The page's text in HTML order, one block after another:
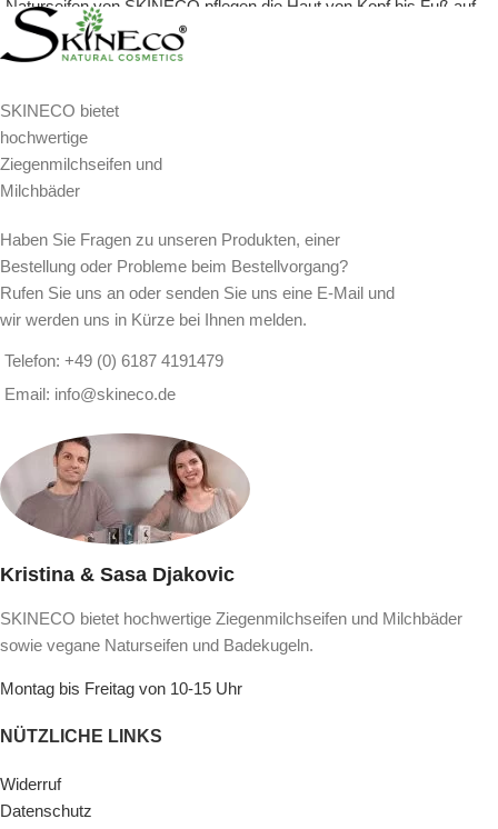
Naturseifen von SKINECO pflegen die Haut von Kopf bis Fuß auf
ganzheitliche Weise mit bewährten natürlichen Pflegesubstanzen.
Pflegeprodukte auch ideal als besondere Aufmerksamkeiten oder
als stilvolles Geschenk. In Kombination mit unseren
handgefertigten Accessoires wie unserer eleganten Seifenschale
extravagante Sets & Geschenke, mit denen Sie naturbewussten
Menschen immer eine große Freude bereiten. Je nach Anlass
– Lösungspaket für trockene Haut
– Starter-Set
– Mini-Set Chemiefreies Abschminken
– Naturseifen Geschenkset für die ganze Familie
– exklusives Geschenk für Damen
– Luxus-Rasiersets in zwei edlen Ausführungen
sorgfältigen Zusammenstellung optimal abgestimmter Pflege und
passendem Zubehör in unverwechselbarem Design sind unsere
SKINECO bietet
hochwertige
Ziegenmilchseifen und
Milchbäder
Haben Sie Fragen zu unseren Produkten, einer
Bestellung oder Probleme beim Bestellvorgang?
Rufen Sie uns an oder senden Sie uns eine E-Mail und
wir werden uns in Kürze bei Ihnen melden.
Telefon: +49 (0) 6187 4191479
Email: info@skineco.de
Kristina & Sasa Djakovic
SKINECO bietet hochwertige Ziegenmilchseifen und Milchbäder
sowie vegane Naturseifen und Badekugeln.
Montag bis Freitag von 10-15 Uhr
NÜTZLICHE LINKS
Widerruf
Datenschutz